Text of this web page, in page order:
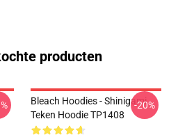
producten
Bleach Hoodies - Shinigami
Teken Hoodie TP1408
-20%